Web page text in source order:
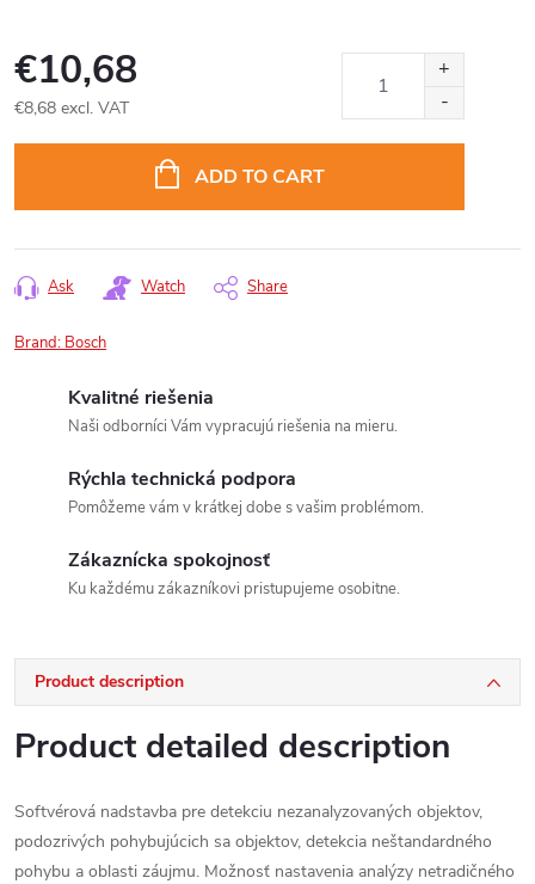
€10,68
€8,68 excl. VAT
ADD TO CART
Ask Watch Share
Brand: Bosch
Kvalitné riešenia
Naši odborníci Vám vypracujú riešenia na mieru.
Rýchla technická podpora
Pomôžeme vám v krátkej dobe s vašim problémom.
Zákaznícka spokojnosť
Ku každému zákazníkovi pristupujeme osobitne.
Product description
Product detailed description
Softvérová nadstavba pre detekciu nezanalyzovaných objektov,
podozrivých pohybujúcich sa objektov, detekcia neštandardného
pohybu a oblasti záujmu. Možnosť nastavenia analýzy netradičného